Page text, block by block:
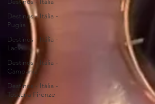
Destinos - Itália -
Puglia
Destinos - Itália -
Lacio
Destinos - Itália -
Campania
Destinos - Itália -
Toscana Firenze